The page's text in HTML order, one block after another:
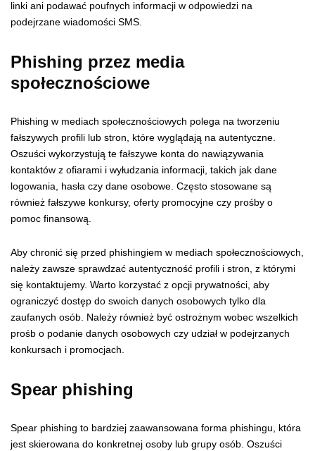
linki ani podawać poufnych informacji w odpowiedzi na
podejrzane wiadomości SMS.
Phishing przez media
społecznościowe
Phishing w mediach społecznościowych polega na tworzeniu
fałszywych profili lub stron, które wyglądają na autentyczne.
Oszuści wykorzystują te fałszywe konta do nawiązywania
kontaktów z ofiarami i wyłudzania informacji, takich jak dane
logowania, hasła czy dane osobowe. Często stosowane są
również fałszywe konkursy, oferty promocyjne czy prośby o
pomoc finansową.
Aby chronić się przed phishingiem w mediach społecznościowych,
należy zawsze sprawdzać autentyczność profili i stron, z którymi
się kontaktujemy. Warto korzystać z opcji prywatności, aby
ograniczyć dostęp do swoich danych osobowych tylko dla
zaufanych osób. Należy również być ostrożnym wobec wszelkich
prośb o podanie danych osobowych czy udział w podejrzanych
konkursach i promocjach.
Spear phishing
Spear phishing to bardziej zaawansowana forma phishingu, która
jest skierowana do konkretnej osoby lub grupy osób. Oszuści